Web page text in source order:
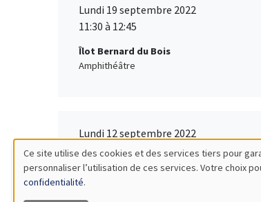
Lundi 19 septembre 2022
11:30 à 12:45
Îlot Bernard du Bois
Amphithéâtre
Lundi 12 septembre 2022
11:30 à 12:45
Îlot Bernard du Bois
Amphithéâtre
Utilisation
Ce site utilise des cookies et des services tiers pour
personnaliser l’utilisation de ces services. Votre choix
confidentialité.